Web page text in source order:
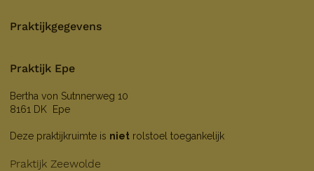
Praktijkgegevens
Praktijk Epe
Bertha von Sutnnerweg 10
8161 DK Epe
Deze praktijkruimte is nietrolstoel toegankelijk
Praktijk Zeewolde